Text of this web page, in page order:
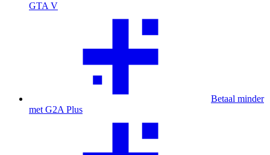
GTA V
Betaal minder
met G2A Plus